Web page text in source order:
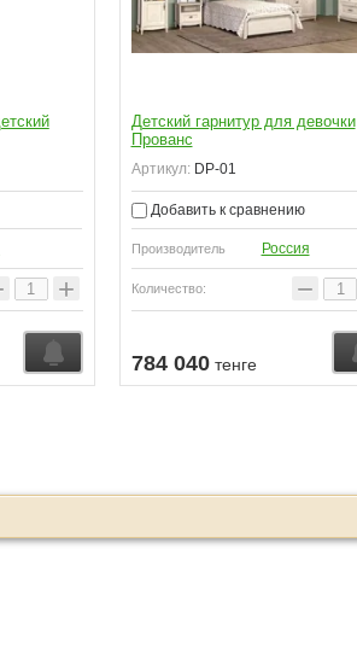
+
Детский гарнитур для девочки
Прованс
Артикул:DP-01
Добавить к сравнению
Производитель Россия
Количество: −
784 040тенге
Узнать о поступлении